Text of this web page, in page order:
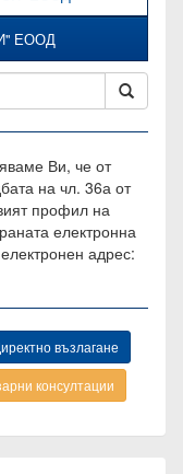
ЕООД
Ви, че от
на чл. 36а от
профил на
електронна
адрес:
възлагане
консултации